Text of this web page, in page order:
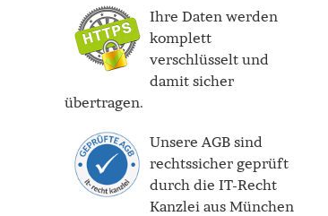
Ihre Daten werden
komplett
verschlüsselt und
damit sicher
übertragen.
Unsere AGB sind
rechtssicher geprüft
durch die IT-Recht
Kanzlei aus München